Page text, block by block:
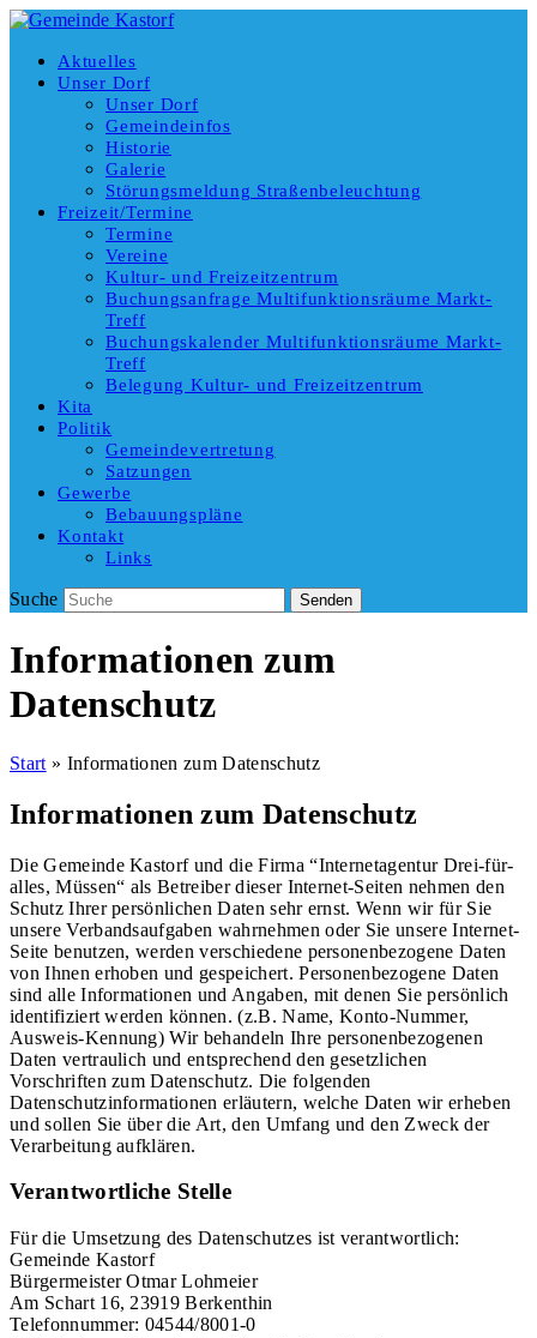
Aktuelles
Unser Dorf
Unser Dorf
Gemeindeinfos
Historie
Galerie
Störungsmeldung Straßenbeleuchtung
Freizeit/Termine
Termine
Vereine
Kultur- und Freizeitzentrum
Buchungsanfrage Multifunktionsräume Markt-
Treff
Buchungskalender Multifunktionsräume Markt-
Treff
Belegung Kultur- und Freizeitzentrum
Kita
Politik
Gemeindevertretung
Satzungen
Gewerbe
Bebauungspläne
Kontakt
Links
Suche Senden
Informationen zum
Datenschutz
Start » Informationen zum Datenschutz
Informationen zum Datenschutz
Die Gemeinde Kastorf und die Firma “Internetagentur Drei-für-
alles, Müssen“ als Betreiber dieser Internet-Seiten nehmen den
Schutz Ihrer persönlichen Daten sehr ernst. Wenn wir für Sie
unsere Verbandsaufgaben wahrnehmen oder Sie unsere Internet-
Seite benutzen, werden verschiedene personenbezogene Daten
von Ihnen erhoben und gespeichert. Personenbezogene Daten
sind alle Informationen und Angaben, mit denen Sie persönlich
identifiziert werden können. (z.B. Name, Konto-Nummer,
Ausweis-Kennung) Wir behandeln Ihre personenbezogenen
Daten vertraulich und entsprechend den gesetzlichen
Vorschriften zum Datenschutz. Die folgenden
Datenschutzinformationen erläutern, welche Daten wir erheben
und sollen Sie über die Art, den Umfang und den Zweck der
Verarbeitung aufklären.
Verantwortliche Stelle
Für die Umsetzung des Datenschutzes ist verantwortlich:
Gemeinde Kastorf
Bürgermeister Otmar Lohmeier
Am Schart 16, 23919 Berkenthin
Telefonnummer: 04544/8001-0